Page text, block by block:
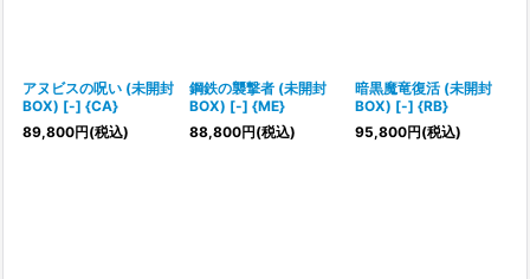
アヌビスの呪い (未開封
BOX) [-] {CA}
89,800円(税込)
鋼鉄の襲撃者 (未開封
BOX) [-] {ME}
88,800円(税込)
暗黒魔竜復活 (未開封
BOX) [-] {RB}
95,800円(税込)